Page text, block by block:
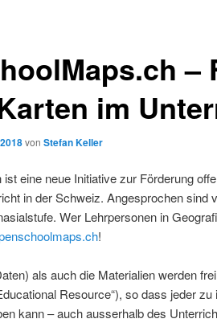
–
im
von Stefan Keller
eine neue Initiative zur Förderung
in der Schweiz. Angesprochen sind
Wer Lehrpersonen in
!
als auch die Materialien werden
Resource“), so dass jeder
kann – auch ausserhalb des